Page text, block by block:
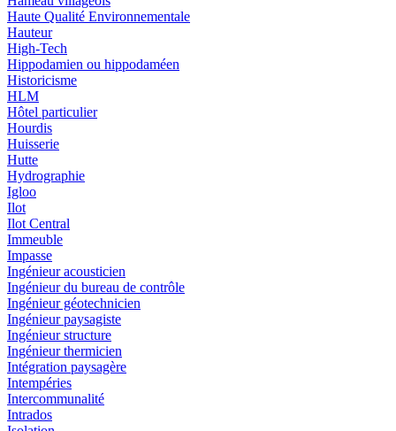
Haute Qualité Environnementale
Hauteur
High-Tech
Hippodamien ou hippodaméen
Historicisme
HLM
Hôtel particulier
Hourdis
Huisserie
Hutte
Hydrographie
Igloo
Ilot
Ilot Central
Immeuble
Impasse
Ingénieur acousticien
Ingénieur du bureau de contrôle
Ingénieur géotechnicien
Ingénieur paysagiste
Ingénieur structure
Ingénieur thermicien
Intégration paysagère
Intempéries
Intercommunalité
Intrados